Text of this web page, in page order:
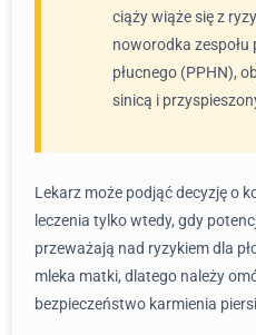
ciąży wiąże się z
noworodka zespołu
płucnego (PPHN),
sinicą i
Lekarz może podjąć decyzję o
leczenia tylko wtedy, gdy
przeważają nad ryzykiem dla
mleka matki, dlatego należy
bezpieczeństwo karmienia